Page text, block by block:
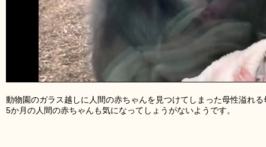
動物園のガラス越しに人間の赤ちゃんを見つけてしまった母性溢れ
5か月の人間の赤ちゃんも気になってしょうがないようです。